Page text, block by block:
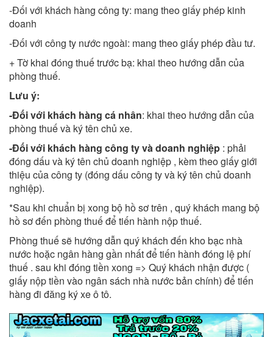
-Đối với khách hàng công ty: mang theo giấy phép kinh
doanh
-Đối với công ty nước ngoài: mang theo giấy phép đầu tư.
+ Tờ khai đóng thuế trước bạ: khai theo hướng dẫn của
phòng thuế.
Lưu ý:
-Đối với khách hàng cá nhân: khai theo hướng dẫn của
phòng thuế và ký tên chủ xe.
-Đối với khách hàng công ty và doanh nghiệp : phải
đóng dấu và ký tên chủ doanh nghiệp , kèm theo giấy giới
thiệu của công ty (đóng dấu công ty và ký tên chủ doanh
nghiệp).
*Sau khi chuẩn bị xong bộ hồ sơ trên , quý khách mang bộ
hồ sơ đến phòng thuế để tiến hành nộp thuế.
Phòng thuế sẽ hướng dẫn quý khách đến kho bạc nhà
nước hoặc ngân hàng gần nhất để tiến hành đóng lệ phí
thuế . sau khi đóng tiền xong => Quý khách nhận được (
giấy nộp tiền vào ngân sách nhà nước bản chính) để tiến
hàng đi đăng ký xe ô tô.